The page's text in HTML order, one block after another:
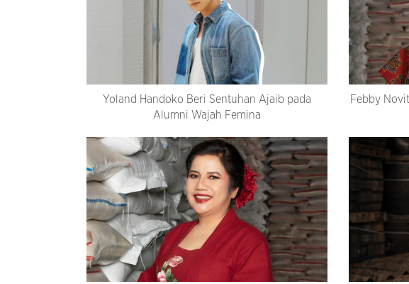
Yoland Handoko Beri Sentuhan Ajaib pada
Alumni Wajah Femina
Febby